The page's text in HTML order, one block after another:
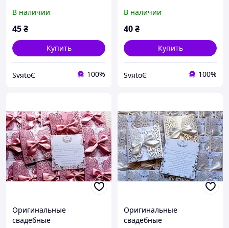
приглашение на свадьбу
ручной работы ажурные
В наличии
45₴
Купить
SvяtoЄ 100%
приглашение на свадьбу
ручной работы ажурные
В наличии
40₴
Купить
SvяtoЄ 100%
Оригинальные
свадебные
Оригинальные
свадебные